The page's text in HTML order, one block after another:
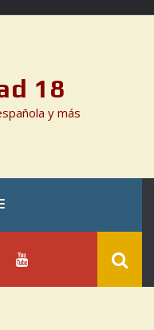
18
y más